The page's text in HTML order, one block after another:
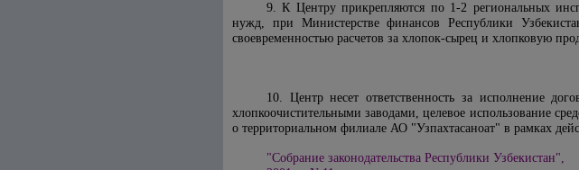
9. К Центру прикрепляются по 1-2 региональных
нужд, при Министерстве финансов Республики
своевременностью расчетов за хлопок-сырец и хлопковую
10. Центр несет ответственность за исполнение
хлопкоочистительными заводами, целевое использование
о территориальном филиале АО "Узпахтасаноат" в рамках
"Собрание законодательства Республики Узбекистан",